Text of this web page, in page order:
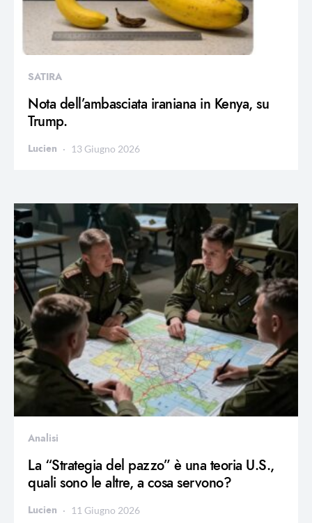
SATIRA
Nota dell’ambasciata iraniana in Kenya, su
Trump.
Lucien 13 Giugno 2026
Analisi
La “Strategia del pazzo” è una teoria U.S.,
quali sono le altre, a cosa servono?
Lucien 11 Giugno 2026